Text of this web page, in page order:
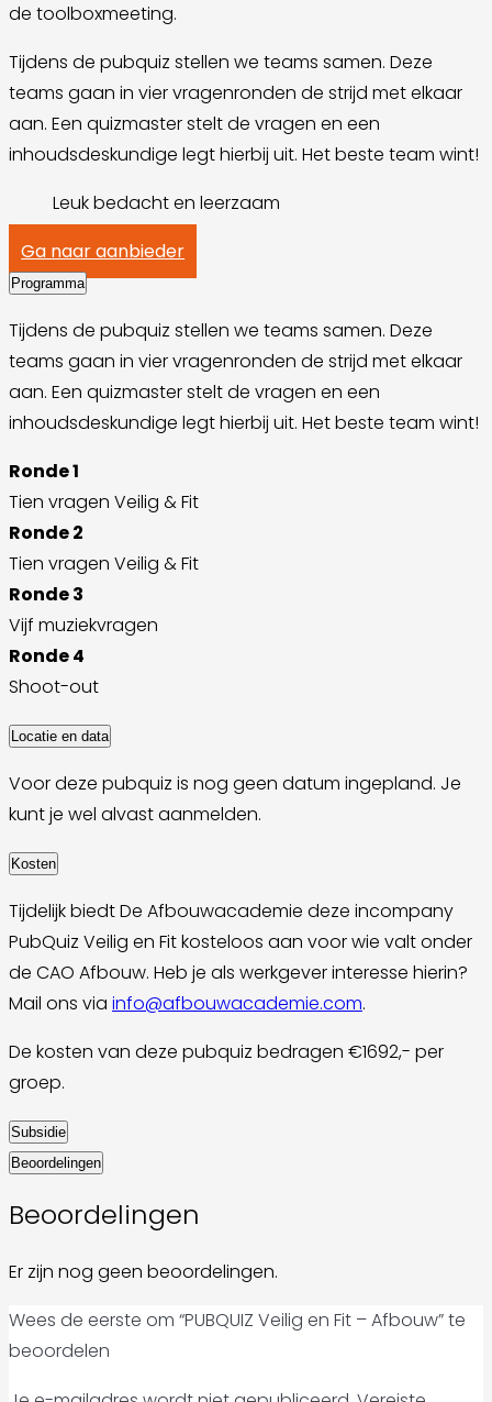
de toolboxmeeting.
Tijdens de pubquiz stellen we teams samen. Deze
teams gaan in vier vragenronden de strijd met elkaar
aan. Een quizmaster stelt de vragen en een
inhoudsdeskundige legt hierbij uit. Het beste team wint!
Leuk bedacht en leerzaam
Ga naar aanbieder
Programma
Tijdens de pubquiz stellen we teams samen. Deze
teams gaan in vier vragenronden de strijd met elkaar
aan. Een quizmaster stelt de vragen en een
inhoudsdeskundige legt hierbij uit. Het beste team wint!
Ronde 1
Tien vragen Veilig & Fit
Ronde 2
Tien vragen Veilig & Fit
Ronde 3
Vijf muziekvragen
Ronde 4
Shoot-out
Locatie en data
Voor deze pubquiz is nog geen datum ingepland. Je
kunt je wel alvast aanmelden.
Kosten
Tijdelijk biedt De Afbouwacademie deze incompany
PubQuiz Veilig en Fit kosteloos aan voor wie valt onder
de CAO Afbouw. Heb je als werkgever interesse hierin?
Mail ons via info@afbouwacademie.com.
De kosten van deze pubquiz bedragen €1692,- per
groep.
Subsidie
Beoordelingen
Beoordelingen
Er zijn nog geen beoordelingen.
Wees de eerste om “PUBQUIZ Veilig en Fit – Afbouw” te
beoordelen